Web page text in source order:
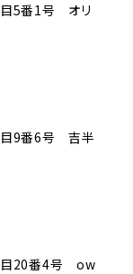
5番1号 オリ
目9番6号 吉半
目20番4号 ow